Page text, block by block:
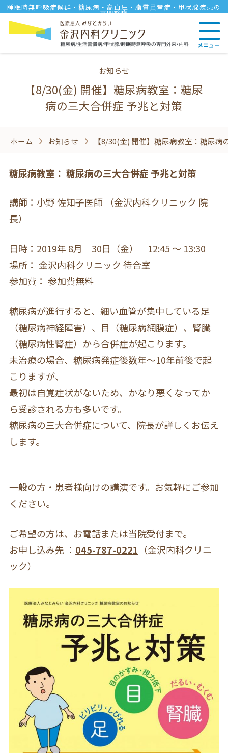
睡眠時無呼吸症候群・糖尿病・高血圧・脂質異常症・甲状腺疾患の
専門診療
メニュー
お知らせ
【8/30(金) 開催】糖尿病教室：糖尿
病の三大合併症 予兆と対策
ホーム お知らせ 【8/30(金) 開催】糖尿病教室：糖尿
糖尿病教室： 糖尿病の三大合併症 予兆と対策
講師：小野 佐知子医師 （金沢内科クリニック 院
長）
日時：2019年 8月 30日（金） 12:45 ～ 13:30
場所： 金沢内科クリニック 待合室
参加費： 参加費無料
糖尿病が進行すると、細い血管が集中している足
（糖尿病神経障害）、目（糖尿病網膜症）、腎臓
（糖尿病性腎症）から合併症が起こります。
未治療の場合、糖尿病発症後数年〜10年前後で起
こりますが、
最初は自覚症状がないため、かなり悪くなってか
ら受診される方も多いです。
糖尿病の三大合併症について、院長が詳しくお伝え
します。
一般の方・患者様向けの講演です。お気軽にご参加
ください。
ご希望の方は、お電話または当院受付まで。
お申し込み先 ： 045-787-0221 （金沢内科クリニ
ック）